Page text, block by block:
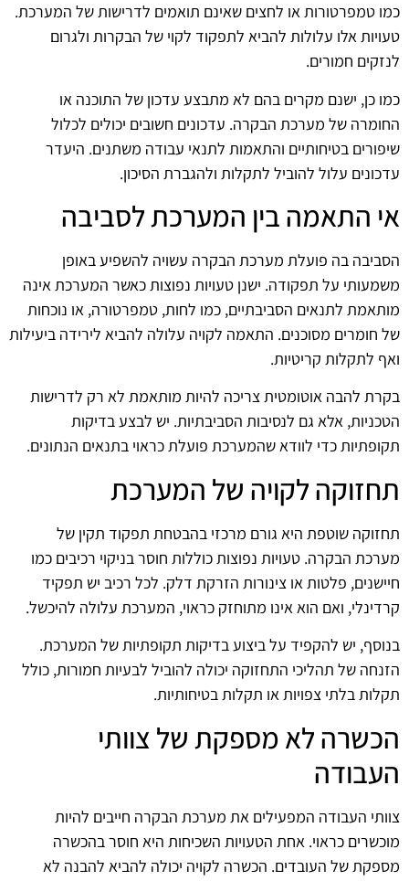
כמו טמפרטורות או לחצים שאינם תואמים לדרישות של המערכת.
טעויות אלו עלולות להביא לתפקוד לקוי של הבקרות ולגרום
לנזקים חמורים.
כמו כן, ישנם מקרים בהם לא מתבצע עדכון של התוכנה או
החומרה של מערכת הבקרה. עדכונים חשובים יכולים לכלול
שיפורים בטיחותיים והתאמות לתנאי עבודה משתנים. היעדר
עדכונים עלול להוביל לתקלות ולהגברת הסיכון.
אי התאמה בין המערכת לסביבה
הסביבה בה פועלת מערכת הבקרה עשויה להשפיע באופן
משמעותי על תפקודה. ישנן טעויות נפוצות כאשר המערכת אינה
מותאמת לתנאים הסביבתיים, כמו לחות, טמפרטורה, או נוכחות
של חומרים מסוכנים. התאמה לקויה עלולה להביא לירידה ביעילות
ואף לתקלות קריטיות.
בקרת להבה אוטומטית צריכה להיות מותאמת לא רק לדרישות
הטכניות, אלא גם לנסיבות הסביבתיות. יש לבצע בדיקות
תקופתיות כדי לוודא שהמערכת פועלת כראוי בתנאים הנתונים.
תחזוקה לקויה של המערכת
תחזוקה שוטפת היא גורם מרכזי בהבטחת תפקוד תקין של
מערכת הבקרה. טעויות נפוצות כוללות חוסר בניקוי רכיבים כמו
חיישנים, פלטות או צינורות הזרקת דלק. לכל רכיב יש תפקיד
קרדינלי, ואם הוא אינו מתוחזק כראוי, המערכת עלולה להיכשל.
בנוסף, יש להקפיד על ביצוע בדיקות תקופתיות של המערכת.
הזנחה של תהליכי התחזוקה יכולה להוביל לבעיות חמורות, כולל
תקלות בלתי צפויות או תקלות בטיחותיות.
הכשרה לא מספקת של צוותי
העבודה
צוותי העבודה המפעילים את מערכת הבקרה חייבים להיות
מוכשרים כראוי. אחת הטעויות השכיחות היא חוסר בהכשרה
מספקת של העובדים. הכשרה לקויה יכולה להביא להבנה לא